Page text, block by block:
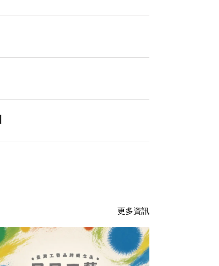
更多資訊